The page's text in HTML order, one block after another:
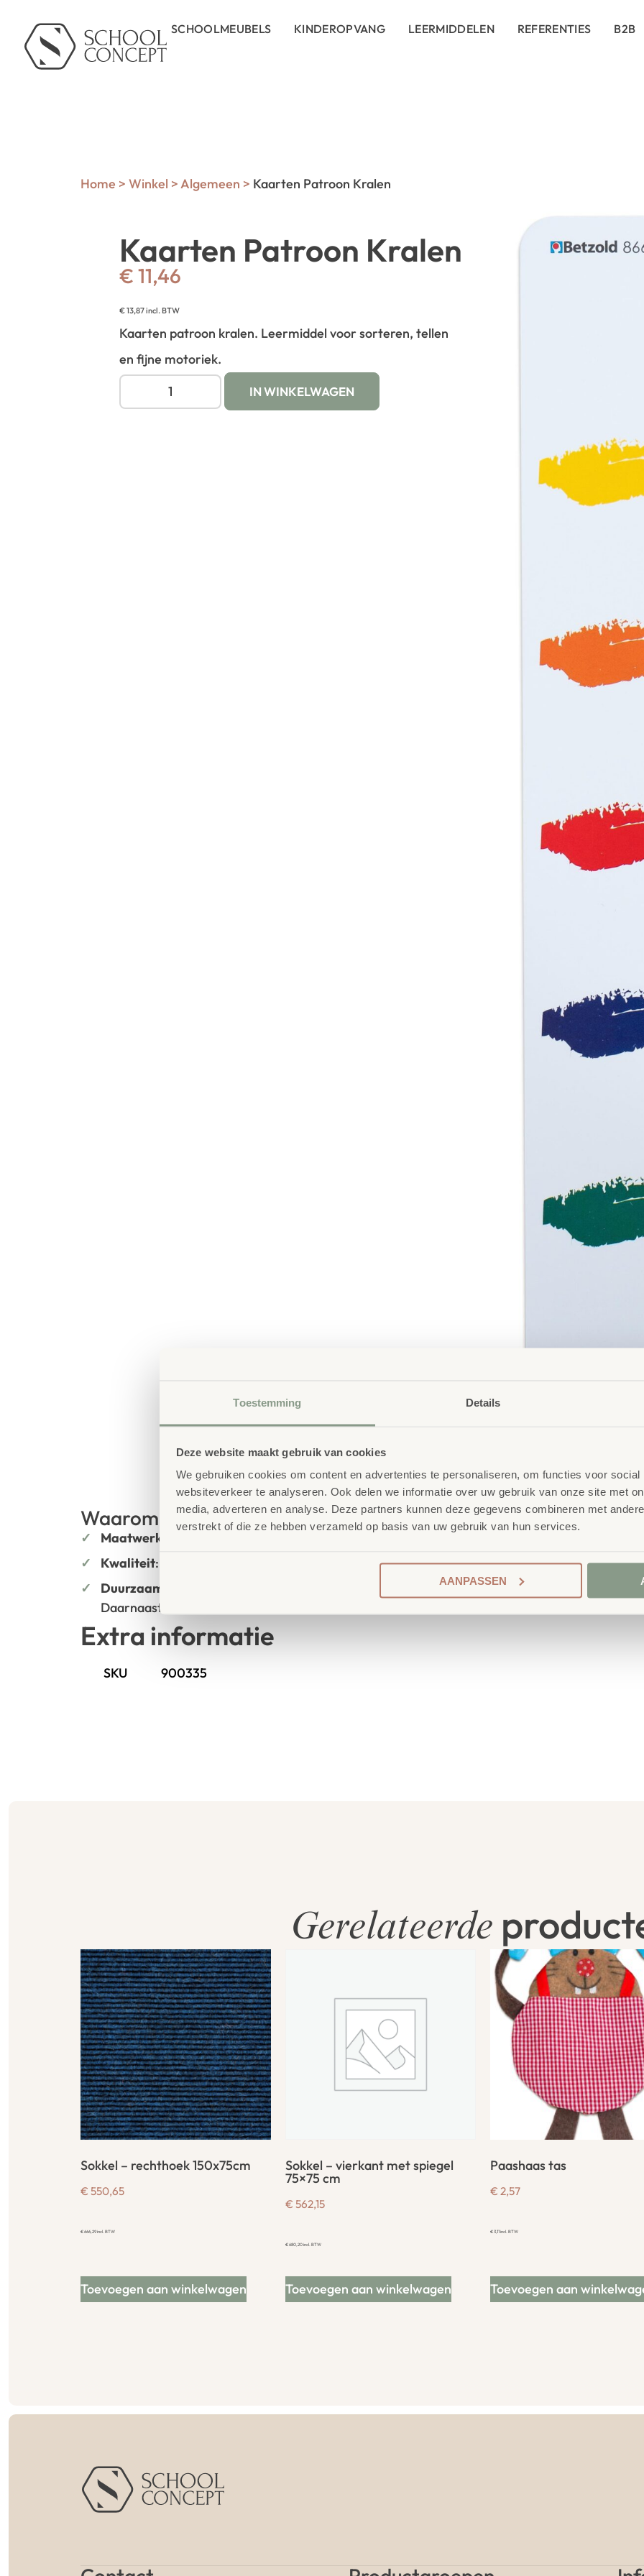
Toestemming Details
Deze website maakt gebruik van cookies
We gebruiken cookies om content en advertenties te personaliseren, om functies voor
websiteverkeer te analyseren. Ook delen we informatie over uw gebruik van onze site met
media, adverteren en analyse. Deze partners kunnen deze gegevens combineren met
verstrekt of die ze hebben verzameld op basis van uw gebruik van hun services.
AANPASSEN
SCHOOLMEUBELS KINDEROPVANG LEERMIDDELEN REFERENTIES B2B
Home > Winkel >Algemeen > Kaarten Patroon Kralen
Kaarten Patroon Kralen
€ 11,46
€13,87incl. BTW
Kaarten patroon kralen. Leermiddel voor sorteren, tellen
en fijne motoriek.
IN WINKELWAGEN
Waarom School Concept?
Maatwerk
: ieder project start vanuit uw idee en onze ervaring
Kwaliteit: al ons school- en kinderopvangmeubilair is uitvoerig getest en voldoet aan GS- en
Duurzaamheid
: wij werken met circulaire producten, waaronder onze OneWood-lijn
Daarnaast zelfs voorzien van het milieukeurmerk
Extra informatie
SKU 900335
Gerelateerde
Sokkel – rechthoek 150x75cm
€ 550,65
€666,29incl. BTW
Toevoegen aan winkelwagen
Sokkel – vierkant met spiegel
75×75 cm
€ 562,15
€680,20incl. BTW
Toevoegen aan winkelwagen
Paashaas tas
€ 2,57
€3,11incl. BTW
Toevoegen aan